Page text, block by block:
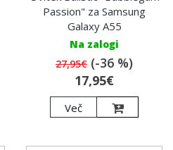
Passion" za Samsung
Galaxy A55
Na zalogi
27,95€ (-36 %)
17,95€
Več